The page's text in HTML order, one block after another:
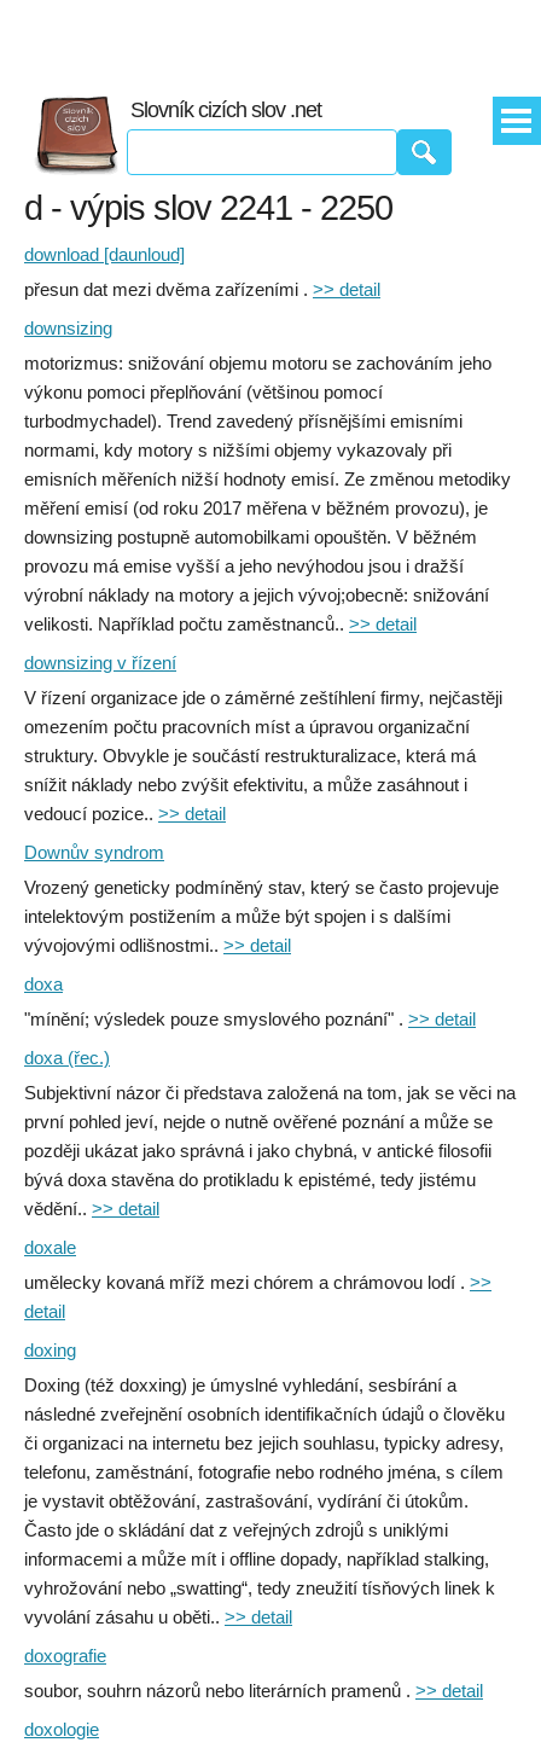
Slovník cizích slov .net
d - výpis slov 2241 - 2250
download [daunloud]
přesun dat mezi dvěma zařízeními . >> detail
downsizing
motorizmus: snižování objemu motoru se zachováním jeho
výkonu pomoci přeplňování (většinou pomocí
turbodmychadel). Trend zavedený přísnějšími emisními
normami, kdy motory s nižšími objemy vykazovaly při
emisních měřeních nižší hodnoty emisí. Ze změnou metodiky
měření emisí (od roku 2017 měřena v běžném provozu), je
downsizing postupně automobilkami opouštěn. V běžném
provozu má emise vyšší a jeho nevýhodou jsou i dražší
výrobní náklady na motory a jejich vývoj;obecně: snižování
velikosti. Například počtu zaměstnanců.. >> detail
downsizing v řízení
V řízení organizace jde o záměrné zeštíhlení firmy, nejčastěji
omezením počtu pracovních míst a úpravou organizační
struktury. Obvykle je součástí restrukturalizace, která má
snížit náklady nebo zvýšit efektivitu, a může zasáhnout i
vedoucí pozice.. >> detail
Downův syndrom
Vrozený geneticky podmíněný stav, který se často projevuje
intelektovým postižením a může být spojen i s dalšími
vývojovými odlišnostmi.. >> detail
doxa
"mínění; výsledek pouze smyslového poznání" . >> detail
doxa (řec.)
Subjektivní názor či představa založená na tom, jak se věci na
první pohled jeví, nejde o nutně ověřené poznání a může se
později ukázat jako správná i jako chybná, v antické filosofii
bývá doxa stavěna do protikladu k epistémé, tedy jistému
vědění.. >> detail
doxale
umělecky kovaná mříž mezi chórem a chrámovou lodí . >>
detail
doxing
Doxing (též doxxing) je úmyslné vyhledání, sesbírání a
následné zveřejnění osobních identifikačních údajů o člověku
či organizaci na internetu bez jejich souhlasu, typicky adresy,
telefonu, zaměstnání, fotografie nebo rodného jména, s cílem
je vystavit obtěžování, zastrašování, vydírání či útokům.
Často jde o skládání dat z veřejných zdrojů s uniklými
informacemi a může mít i offline dopady, například stalking,
vyhrožování nebo „swatting“, tedy zneužití tísňových linek k
vyvolání zásahu u oběti.. >> detail
doxografie
soubor, souhrn názorů nebo literárních pramenů . >> detail
doxologie